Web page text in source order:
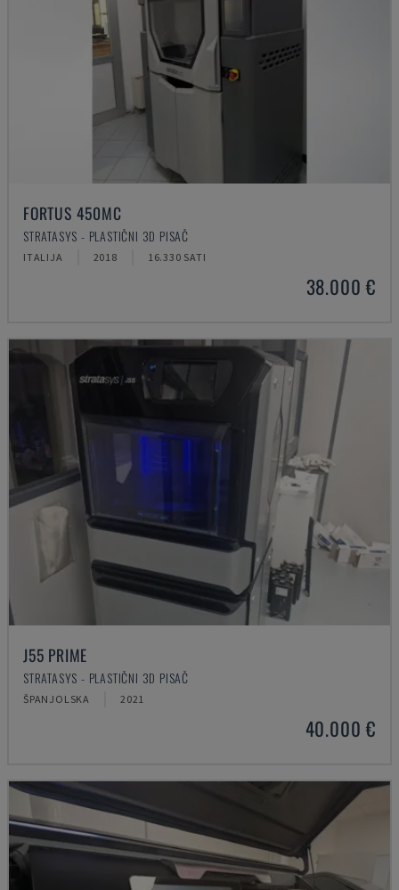
FORTUS 450MC
STRATASYS - PLASTIČNI 3D PISAČ
ITALIJA 2018 16.330 SATI
38.000 €
J55 PRIME
STRATASYS - PLASTIČNI 3D PISAČ
ŠPANJOLSKA 2021
40.000 €